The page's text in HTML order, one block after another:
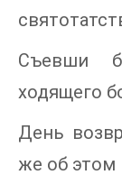
Съевши
ходящего
День
же об этом